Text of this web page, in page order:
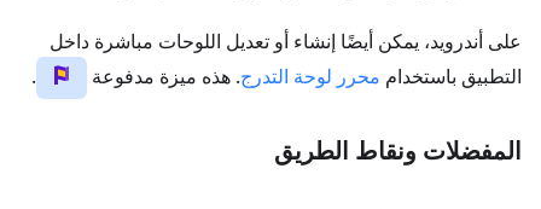
على أندرويد، يمكن أيضًا إنشاء أو تعديل اللوحات مباشرة داخل
التطبيق باستخدام محرر لوحة التدرج. هذه ميزة مدفوعة .
المفضلات ونقاط الطريق